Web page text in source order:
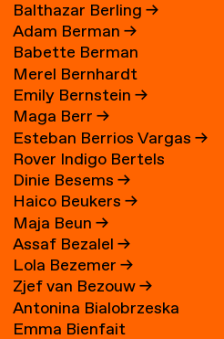
Balthazar Berling→
Adam Berman→
Babette Berman
Merel Bernhardt
Emily Bernstein→
Maga Berr→
Esteban Berrios Vargas→
Rover Indigo Bertels
Dinie Besems→
Haico Beukers→
Maja Beun→
Assaf Bezalel→
Lola Bezemer→
Zjef van Bezouw→
Antonina Bialobrzeska
Emma Bienfait